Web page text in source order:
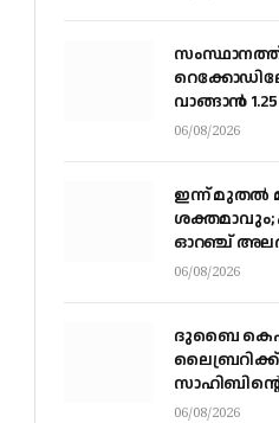
വാങ്ങാന്‍
06/08/2026
ഇന്ന് മുതല്‍
ശക്തമാവും;
ഓറഞ്ച്
06/08/2026
ദുബൈ
ലൈബ്രറിക്ക്
06/08/2026